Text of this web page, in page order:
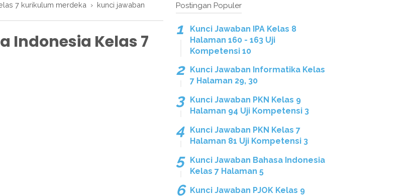
7 kurikulum merdeka › kunci jawaban
Indonesia Kelas 7
Postingan Populer
Kunci Jawaban IPA Kelas 8
Halaman 160 - 163 Uji
Kompetensi 10
Kunci Jawaban Informatika Kelas
7 Halaman 29, 30
Kunci Jawaban PKN Kelas 9
Halaman 94 Uji Kompetensi 3
Kunci Jawaban PKN Kelas 7
Halaman 81 Uji Kompetensi 3
Kunci Jawaban Bahasa Indonesia
Kelas 7 Halaman 5
Kunci Jawaban PJOK Kelas 9